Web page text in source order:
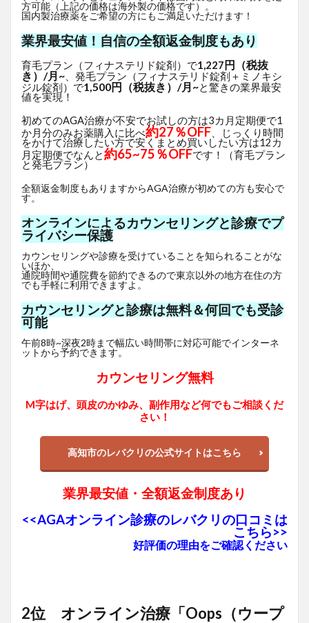
方可能（上記の価格は海外製の価格です）。
国内製治療薬をご希望の方にもご満足いただけます！
業界最安値！自信の全額返金制度もあり
育毛プラン（フィナステリド錠剤）で1,227円（税抜
き）/月~ 、発毛プラン（フィナステリド錠剤＋ミノキシ
ジル錠剤）で1,500円（税抜き）/月~と驚きの業界最安
値を実現！
初めてのAGA治療が不安でお試しの方は3カ月定期便で1
か月分のみお薬購入に比べ約27％OFF 、じっくり時間
をかけて治療したい方で安くまとめ買いしたい方は12カ
月定期便でなんと約65~75％OFFです！（育毛プラン
と発毛プラン）
全額返金制度もありますからAGA治療が初めての方も安心で
す。
オンラインによるカウンセリングと診療でプ
ライバシー保護
カウンセリングや診療を受けていることを知られることがな
いほか、
通院時間や通院費を節約できるので東京以外の地方在住の方
でも手軽に利用できますよ。
カウンセリングと診療は無料＆何回でも受診
可能
午前8時~深夜2時まで幅広い時間帯に対応可能でインターネ
ットから予約できます。
カウンセリング無料
M字はげ、頭皮のかゆみ、副作用など何でもご相談くだ
さい！
高知市のレバクリの公式サイトはこちら
業界最安値・全額返金制度あり
<<AGAオンライン診療のレバクリの口コミは
こちら>>
好評価の理由をご確認ください
2位 オンライン治療「Oops（ウープ